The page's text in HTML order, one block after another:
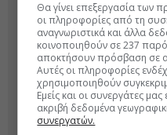
Θα γίνει επεξεργασία των
οι πληροφορίες από τη
αναγνωριστικά και άλλα
κοινοποιηθούν σε 237
αποκτήσουν πρόσβαση σε
Αυτές οι πληροφορίες
χρησιμοποιηθούν
Εμείς και οι συνεργάτες
ακριβή δεδομένα
συνεργατών.